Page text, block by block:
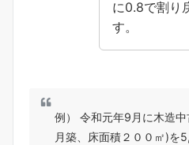
に0.8で割り
す。
例） 令和元年9月に木造
月築、床面積２００㎡)を